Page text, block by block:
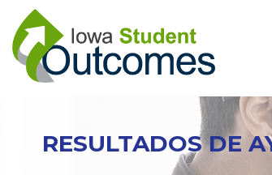
Pasar
contenido
principal
RESULTADOS DE